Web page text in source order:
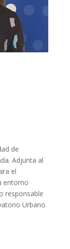
de
Adjunta al
el
entorno
responsable
Urbano